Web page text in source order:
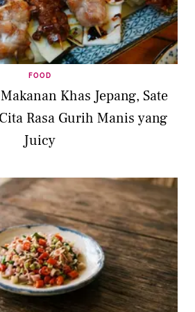
FOOD
Khas Jepang, Sate
Rasa Gurih Manis yang
Juicy